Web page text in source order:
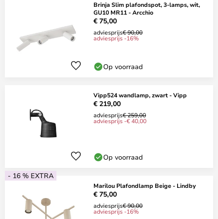
Brinja Slim plafondspot, 3-lamps, wit,
GU10 MR11 - Arcchio
€ 75,00
adviesprijs€ 90,00
adviesprijs -16%
Op voorraad
Vipp524 wandlamp, zwart - Vipp
€ 219,00
adviesprijs€ 259,00
adviesprijs -€ 40,00
Op voorraad
- 16 % EXTRA
Marilou Plafondlamp Beige - Lindby
€ 75,00
adviesprijs€ 90,00
adviesprijs -16%